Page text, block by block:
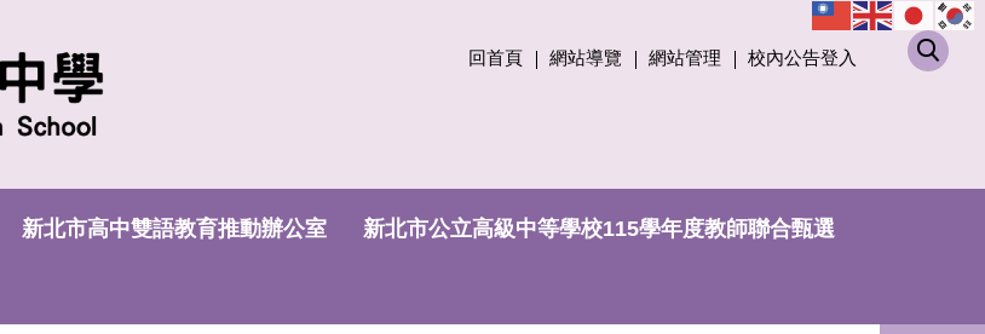
回首頁 網站導覽 網站管理 校內公告登入
新北市高中雙語教育推動辦公室 新北市公立高級中等學校115學年度教師聯合甄選